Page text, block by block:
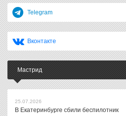
Telegram
Вконтакте
Мастрид
25.07.2026
В Екатеринбурге сбили беспилотник